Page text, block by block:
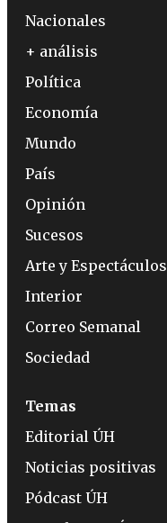
Nacionales
+ análisis
Política
Economía
Mundo
País
Opinión
Sucesos
Arte y Espectáculos
Interior
Correo Semanal
Sociedad
Temas
Editorial ÚH
Noticias positivas
Pódcast ÚH